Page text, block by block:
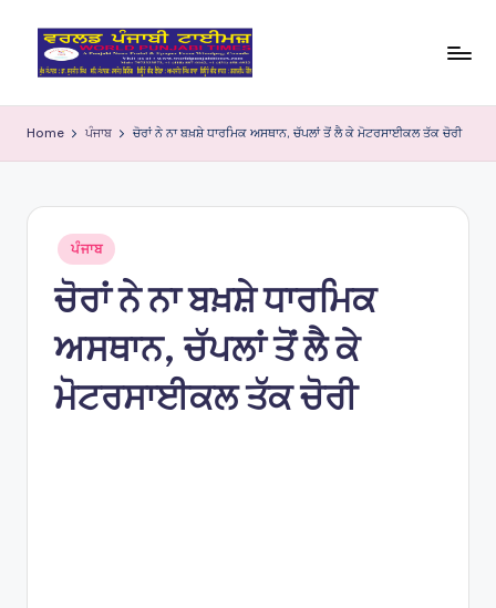
o
rl
d
nj
a
bi
Home ਪੰਜਾਬ ਚੋਰਾਂ ਨੇ ਨਾ ਬਖ਼ਸ਼ੇ ਧਾਰਮਿਕ ਅਸਥਾਨ, ਚੱਪਲਾਂ ਤੋਂ ਲੈ ਕੇ ਮੋਟਰਸਾਈਕਲ ਤੱਕ ਚੋਰੀ
Posted
in
ਪੰਜਾਬ
ਚੋਰਾਂ ਨੇ ਨਾ ਬਖ਼ਸ਼ੇ ਧਾਰਮਿਕ
ਅਸਥਾਨ, ਚੱਪਲਾਂ ਤੋਂ ਲੈ ਕੇ
ਮੋਟਰਸਾਈਕਲ ਤੱਕ ਚੋਰੀ